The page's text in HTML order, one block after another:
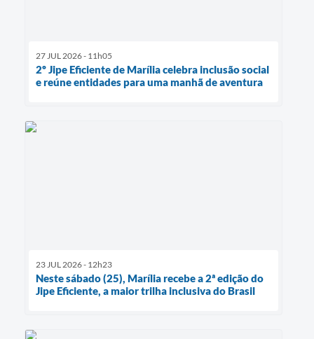
27 JUL 2026 - 11h05
2º Jipe Eficiente de Marília celebra inclusão social
e reúne entidades para uma manhã de aventura
23 JUL 2026 - 12h23
Neste sábado (25), Marília recebe a 2ª edição do
Jipe Eficiente, a maior trilha inclusiva do Brasil